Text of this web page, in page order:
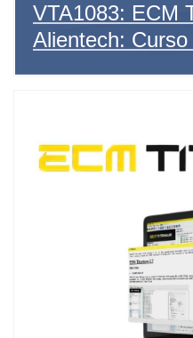
VTA1083: ECM
Alientech: Curso